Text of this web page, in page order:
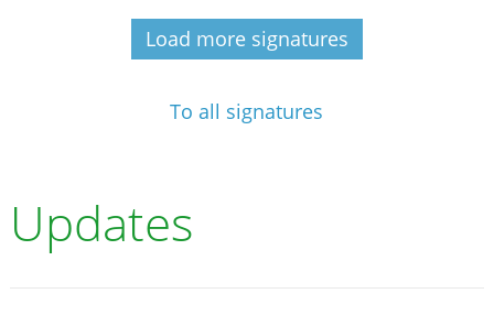
Load more signatures
To all signatures
Updates